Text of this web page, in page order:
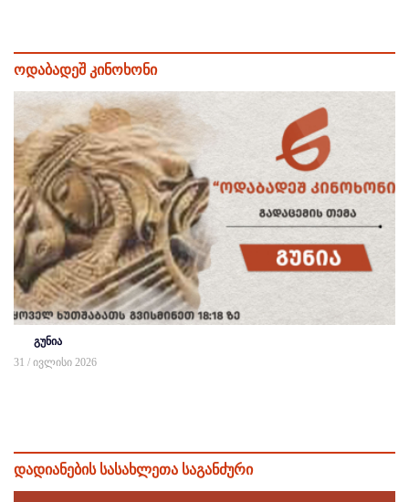
ოდაბადეშ კინოხონი
გუნია
31 / ივლისი 2026
დადიანების სასახლეთა საგანძური